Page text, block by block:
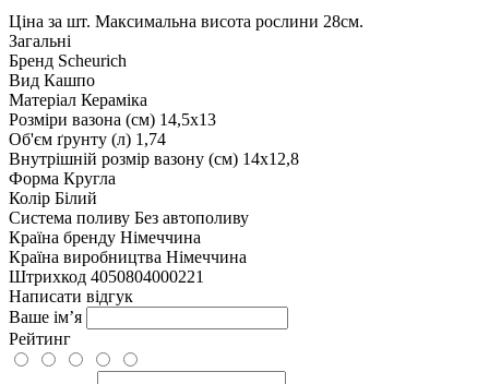
Ціна за шт. Максимальна висота рослини 28см.
Загальні
Бренд Scheurich
Вид Кашпо
Матеріал Кераміка
Розміри вазона (см) 14,5x13
Об'єм ґрунту (л) 1,74
Внутрішній розмір вазону (см) 14x12,8
Форма Кругла
Колір Білий
Система поливу Без автополиву
Країна бренду Німеччина
Країна виробництва Німеччина
Штрихкод 4050804000221
Написати відгук
Ваше ім’я
Рейтинг